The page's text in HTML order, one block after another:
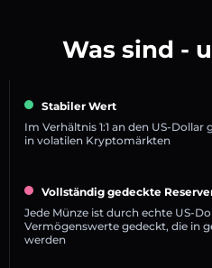
Was sind -
Stabiler Wert
Im Verhältnis 1:1 an den US-
in volatilen Kryptomärkten
Vollständig gedeckte
Jede Münze ist durch echte US-
Vermögenswerte gedeckt, die in
werden